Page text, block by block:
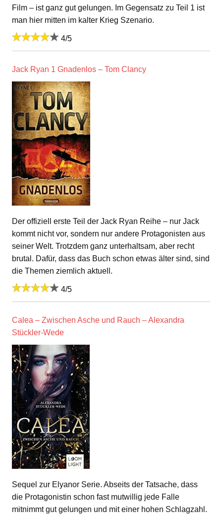
Film – ist ganz gut gelungen. Im Gegensatz zu Teil 1 ist
man hier mitten im kalter Krieg Szenario.
4/5
Jack Ryan 1 Gnadenlos – Tom Clancy
Der offiziell erste Teil der Jack Ryan Reihe – nur Jack
kommt nicht vor, sondern nur andere Protagonisten aus
seiner Welt. Trotzdem ganz unterhaltsam, aber recht
brutal. Dafür, dass das Buch schon etwas älter sind, sind
die Themen ziemlich aktuell.
4/5
Calea – Zwischen Asche und Rauch – Alexandra
Stückler-Wede
Sequel zur Elyanor Serie. Abseits der Tatsache, dass
die Protagonistin schon fast mutwillig jede Falle
mitnimmt gut gelungen und mit einer hohen Schlagzahl.